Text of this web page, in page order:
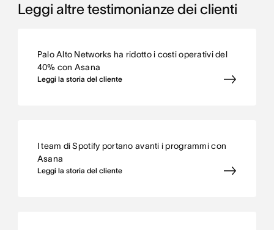
Leggi altre testimonianze dei clienti
Palo Alto Networks ha ridotto i costi operativi del
40% con Asana
Leggi la storia del cliente
I team di Spotify portano avanti i programmi con
Asana
Leggi la storia del cliente